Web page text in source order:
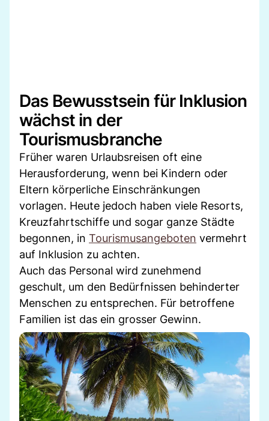
Das Bewusstsein für Inklusion
wächst in der
Tourismusbranche
Früher waren Urlaubsreisen oft eine
Herausforderung, wenn bei Kindern oder
Eltern körperliche Einschränkungen
vorlagen. Heute jedoch haben viele Resorts,
Kreuzfahrtschiffe und sogar ganze Städte
begonnen, in Tourismusangeboten vermehrt
auf Inklusion zu achten.
Auch das Personal wird zunehmend
geschult, um den Bedürfnissen behinderter
Menschen zu entsprechen. Für betroffene
Familien ist das ein grosser Gewinn.